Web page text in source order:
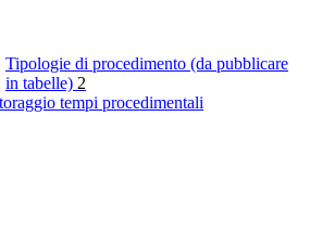
Tipologie di procedimento (da pubblicare
in tabelle) 2
tempi procedimentali